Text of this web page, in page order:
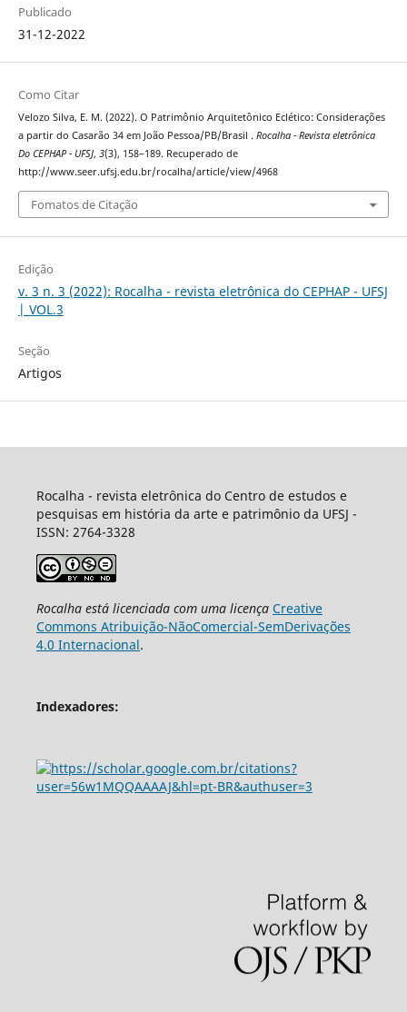
Publicado
31-12-2022
Como Citar
Velozo Silva, E. M. (2022). O Patrimônio Arquitetônico Eclético: Considerações
a partir do Casarão 34 em João Pessoa/PB/Brasil . Rocalha - Revista eletrônica
Do CEPHAP - UFSJ, 3(3), 158–189. Recuperado de
http://www.seer.ufsj.edu.br/rocalha/article/view/4968
Fomatos de Citação
Edição
v. 3 n. 3 (2022): Rocalha - revista eletrônica do CEPHAP - UFSJ
| VOL.3
Seção
Artigos
Rocalha - revista eletrônica do Centro de estudos e
pesquisas em história da arte e patrimônio da UFSJ -
ISSN: 2764-3328
Rocalha está licenciada com uma licença Creative
Commons Atribuição-NãoComercial-SemDerivações
4.0 Internacional.
Indexadores: